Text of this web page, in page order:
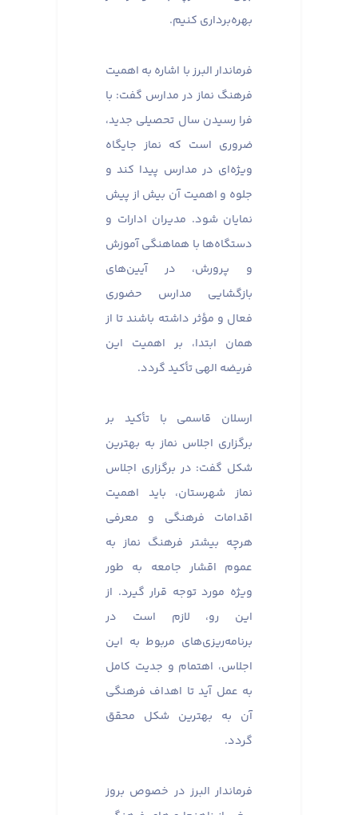
بهره‌برداری کنیم.
فرماندار البرز با اشاره به اهمیت
فرهنگ نماز در مدارس گفت: با
فرا رسیدن سال تحصیلی جدید،
ضروری است که نماز جایگاه
ویژه‌ای در مدارس پیدا کند و
جلوه و اهمیت آن بیش از پیش
نمایان شود. مدیران ادارات و
دستگاه‌ها با هماهنگی آموزش
و پرورش، در آیین‌های
بازگشایی مدارس حضوری
فعال و مؤثر داشته باشند تا از
همان ابتدا، بر اهمیت این
فریضه الهی تأکید گردد.
ارسلان قاسمی با تأکید بر
برگزاری اجلاس نماز به بهترین
شکل گفت: در برگزاری اجلاس
نماز شهرستان، باید اهمیت
اقدامات فرهنگی و معرفی
هرچه بیشتر فرهنگ نماز به
عموم اقشار جامعه به طور
ویژه مورد توجه قرار گیرد. از
این رو، لازم است در
برنامه‌ریزی‌های مربوط به این
اجلاس، اهتمام و جدیت کامل
به عمل آید تا اهداف فرهنگی
آن به بهترین شکل محقق
گردد.
فرماندار البرز در خصوص بروز